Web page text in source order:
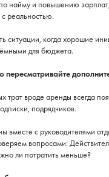
найму и повышению
реальностью.
ситуации, когда хорошие
для бюджета.
пересматривайте
трат вроде аренды всегда
подрядчиков.
вместе с руководителями
вопросами:
ли потратить меньше?